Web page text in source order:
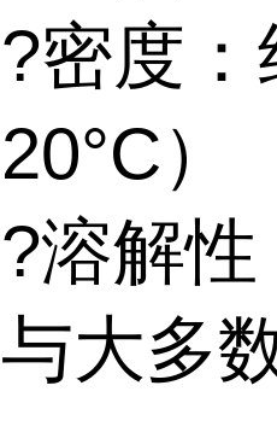
?密度
20°C）
?溶解
与大多